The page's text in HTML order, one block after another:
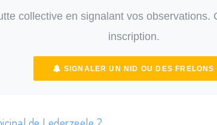
collective en signalant vos observations.
inscription.
SIGNALER UN NID OU DES FRELONS